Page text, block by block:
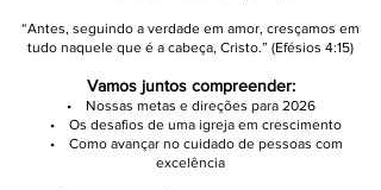
“Antes, seguindo a verdade em amor, cresçamos em
tudo naquele que é a cabeça, Cristo.” (Efésios 4:15)
Vamos juntos compreender:
• Nossas metas e direções para 2026
• Os desafios de uma igreja em crescimento
• Como avançar no cuidado de pessoas com
excelência